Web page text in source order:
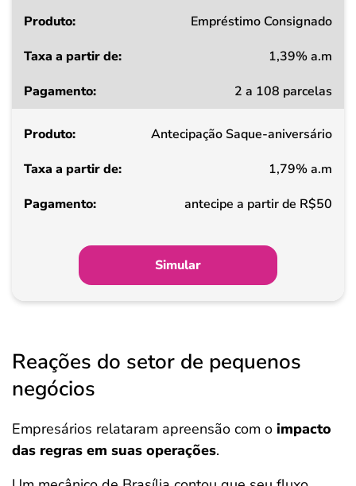
Produto
a
de
Pagamento
Empréstimo Consignado
1,39% a.m
2 a 108 parcelas
Antecipação Saque-aniversário
1,79% a.m
antecipe a partir de R$50
Simular
Reações do setor de pequenos
negócios
Empresários relataram apreensão com o impacto
das regras em suas operações.